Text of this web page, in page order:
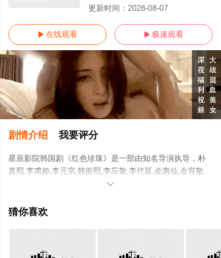
更新时间： 2026-08-07
 在线观看  极速观看
剧情介绍 我要评分
星辰影院韩国剧《红色珍珠》是一部由知名导演执导，朴
真熙,李甫姫,李元宗,韩振熙,李应敬,李代延,金惠仙,金宣敬,
이정용,채빈等演员精彩演绎的韩国电视剧，手机免费观看
信息可移步至豆瓣电视剧、电视猫或剧情网等平台了解。

猜你喜欢